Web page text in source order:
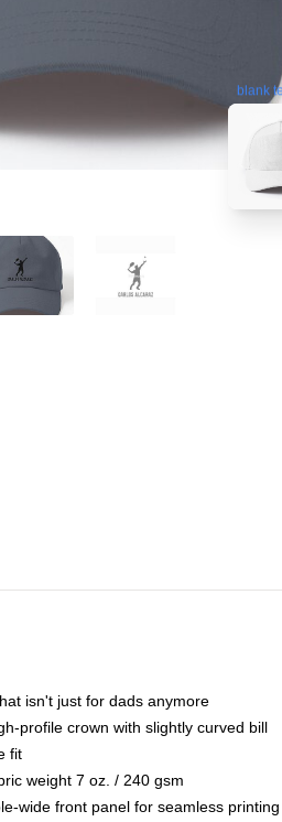
blank
isn't just for dads anymore
profile crown with slightly curved bill
fit
weight 7 oz. / 240 gsm
wide front panel for seamless printing